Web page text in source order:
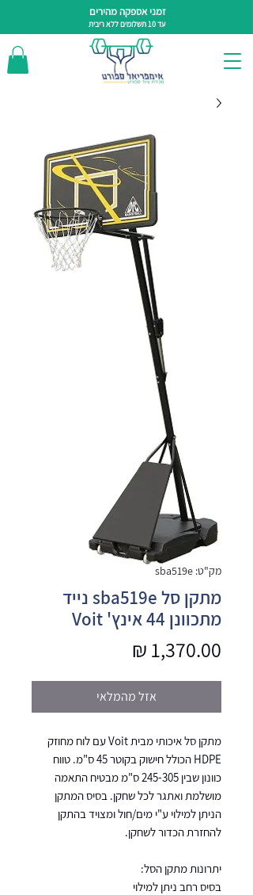
זמני אספקה מהירים
עד 10 תשלומים ללא ריבית
מק"ט: sba519e
מתקן סל sba519e נייד
מתכוונן 44 אינץ' Voit
אזל מהמלאי
מתקן סל איכותי מבית Voit עם לוח מחוזק
HDPE הכולל חישוק בקוטר 45 ס"מ. טווח
כוונון שבין 245-305 ס"מ מבטיח התאמה
מושלמת ואתגר לכל שחקן. בסיס המתקן
הניתן למילוי ע"י מים/חול ומצויד בהתקן
להחזרת הכדור לשחקן.
יתרונות מתקן הסל:
בסיס רחב ניתן למילוי